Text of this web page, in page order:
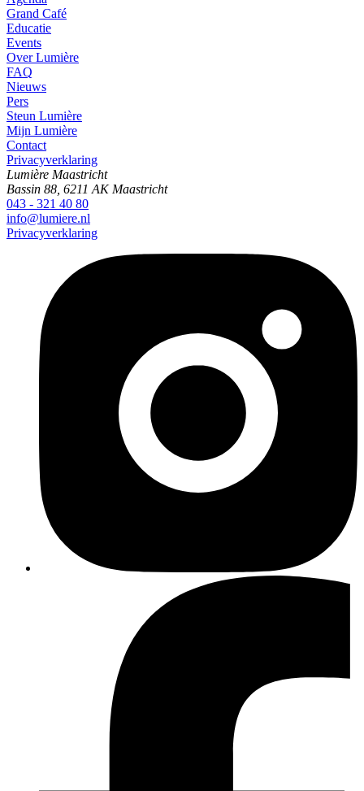
Grand Café
Educatie
Events
Over Lumière
FAQ
Nieuws
Pers
Steun Lumière
Mijn Lumière
Contact
Privacyverklaring
Lumière Maastricht
Bassin 88, 6211 AK Maastricht
043 - 321 40 80
info@lumiere.nl
Privacyverklaring